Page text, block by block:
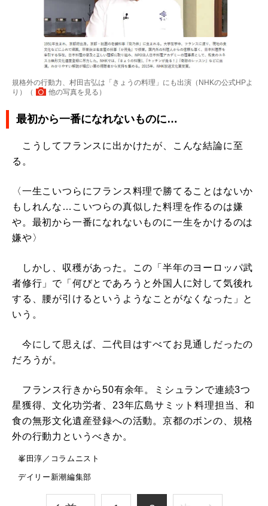
規格外の行動力、村田吉弘は「きょうの料理」にも出演（NHKの公式HPよ
り）（
他の写真を見る ）
最初から一番になれないものに…
こうしてフランスに出かけたが、こんな結論に至
る。
〈一生こいつらにフランス料理で勝てることはないか
もしれんな…こいつらの真似した料理を作るのは嫌
や。最初から一番になれないものに一生をかけるのは
嫌や〉
しかし、収穫があった。この「半年のヨーロッパ武
者修行」で「何びとであろうと外国人に対して気後れ
する、腰が引けるというようなことがなくなった」と
いう。
今にして思えば、二代目はすべてお見通しだったの
だろうが。
フランス行きから50有余年。ミシュランで連続3つ
星獲得、文化功労者、23年広島サミット料理担当、和
食の無形文化遺産登録への活動。京都のボンの、規格
外の行動力というべきか。
峯田淳／コラムニスト
デイリー新潮編集部